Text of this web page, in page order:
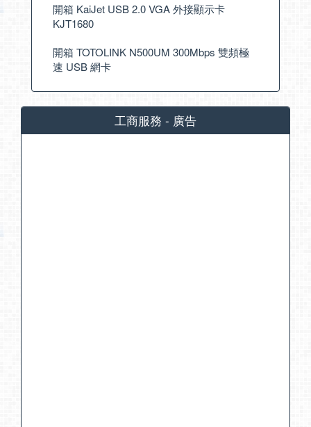
開箱 KaiJet USB 2.0 VGA 外接顯示卡
KJT1680
開箱 TOTOLINK N500UM 300Mbps 雙頻極
速 USB 網卡
工商服務 - 廣告